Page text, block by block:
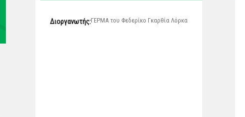
Διοργανωτής:ΓΕΡΜΑ του Φεδερίκο Γκαρθία Λόρκα